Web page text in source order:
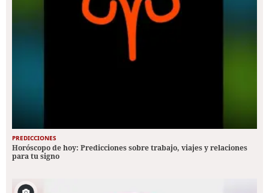
PREDICCIONES
Horóscopo de hoy: Predicciones sobre trabajo, viajes y relaciones
para tu signo